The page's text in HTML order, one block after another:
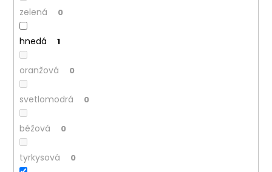
zelená 0
hnedá 1
oranžová 0
svetlomodrá 0
béžová 0
tyrkysová 0